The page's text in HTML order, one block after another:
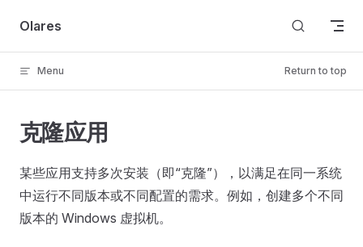
Skip to content
Olares
Menu Return to top
克隆应用
某些应用支持多次安装（即“克隆”），以满足在同一系统
中运行不同版本或不同配置的需求。例如，创建多个不同
版本的 Windows 虚拟机。